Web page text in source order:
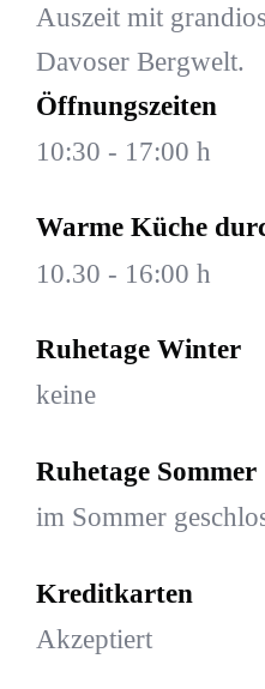
Auszeit mit
Davoser Bergwelt.
Öffnungszeiten
10:30 - 17:00 h
Warme Küche
10.30 - 16:00 h
Ruhetage Winter
keine
Ruhetage Sommer
im Sommer
Kreditkarten
Akzeptiert